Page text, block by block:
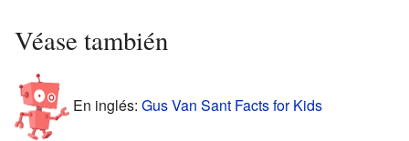
Véase también
En inglés: Gus Van Sant Facts for Kids